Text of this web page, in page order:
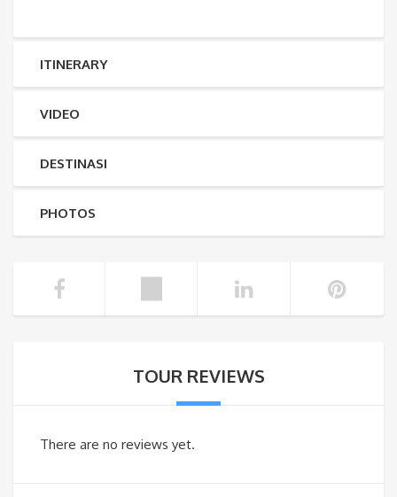
ITINERARY
VIDEO
DESTINASI
PHOTOS
TOUR REVIEWS
There are no reviews yet.